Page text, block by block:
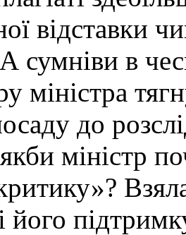
відставки
сумніви в
міністра
до
міністр
його